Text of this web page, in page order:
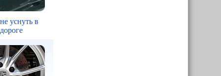
уснуть в